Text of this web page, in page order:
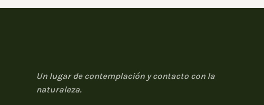
Un lugar de contemplación y contacto con la
naturaleza.